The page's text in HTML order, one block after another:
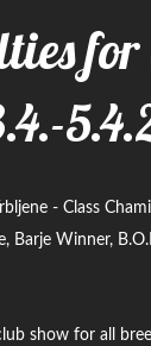
- Class
Barje Winner,
show for all